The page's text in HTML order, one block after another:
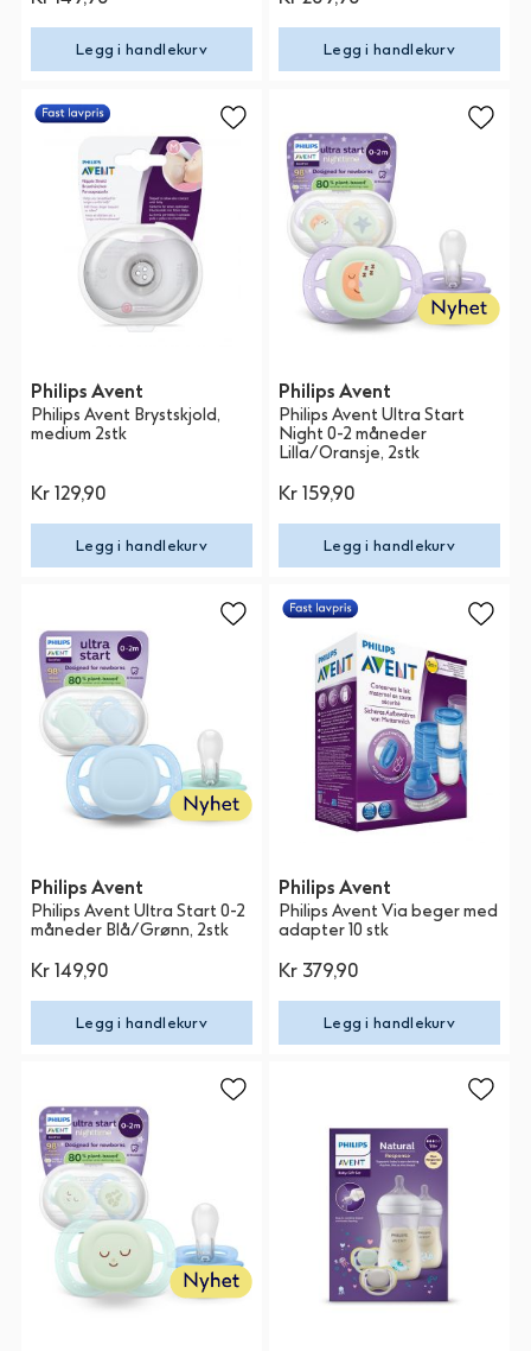
Legg i handlekurv Legg i handlekurv
Philips Avent
Philips Avent Brystskjold,
medium 2stk
Kr 129,90
Legg i handlekurv
Philips Avent
Philips Avent Ultra Start
Night 0-2 måneder
Lilla/Oransje, 2stk
Kr 159,90
Legg i handlekurv
Philips Avent
Philips Avent Ultra Start 0-2
måneder Blå/Grønn, 2stk
Kr 149,90
Legg i handlekurv
Philips Avent
Philips Avent Via beger med
adapter 10 stk
Kr 379,90
Legg i handlekurv